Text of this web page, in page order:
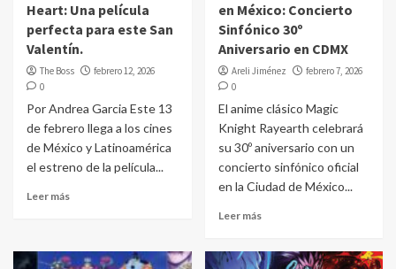
Heart: Una película
perfecta para este San
Valentín.
The Boss
febrero 12, 2026
0
Por Andrea Garcia Este 13
de febrero llega a los cines
de México y Latinoamérica
el estreno de la película...
Leer más
en México: Concierto
Sinfónico 30º
Aniversario en CDMX
Areli Jiménez
febrero 7, 2026
0
El anime clásico Magic
Knight Rayearth celebrará
su 30º aniversario con un
concierto sinfónico oficial
en la Ciudad de México...
Leer más